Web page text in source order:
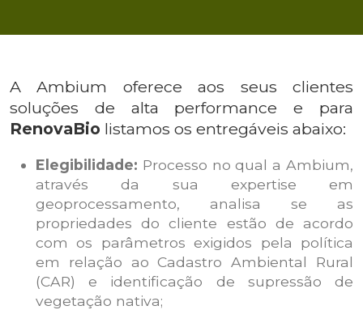
A Ambium oferece aos seus clientes
soluções de alta performance e para
RenovaBio listamos os entregáveis abaixo:
Elegibilidade: Processo no qual a Ambium,
através da sua expertise em
geoprocessamento, analisa se as
propriedades do cliente estão de acordo
com os parâmetros exigidos pela política
em relação ao Cadastro Ambiental Rural
(CAR) e identificação de supressão de
vegetação nativa;